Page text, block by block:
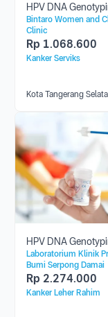
HPV DNA
Bintaro Women and
Clinic
Rp 1.068.600
Kanker Serviks
Kota Tangerang
HPV DNA
Laboratorium Klinik
Bumi Serpong Damai
Rp 2.274.000
Kanker Leher Rahim